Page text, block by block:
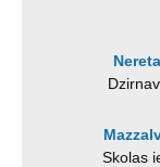
Skolas